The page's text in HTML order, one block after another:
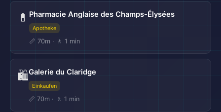
💊 Pharmacie Anglaise des Champs-Élysées
Apotheke
📏 70m · 🚶 1 min
🛍️Galerie du Claridge
Einkaufen
📏 70m · 🚶 1 min